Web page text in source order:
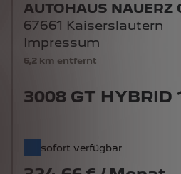
6,2 km entfernt
3008 GT HYBRID
sofort verfügbar
AUTOHAUS NAUERZ
67661 Kaiserslautern
Impressum